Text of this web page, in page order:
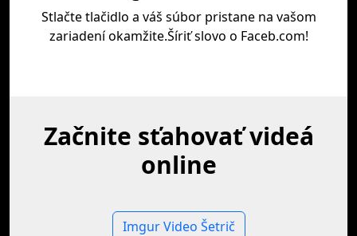
Stlačte tlačidlo a váš súbor pristane na vašom
zariadení okamžite.Šíriť slovo o Faceb.com!
Začnite sťahovať videá
online
Imgur Video Šetrič